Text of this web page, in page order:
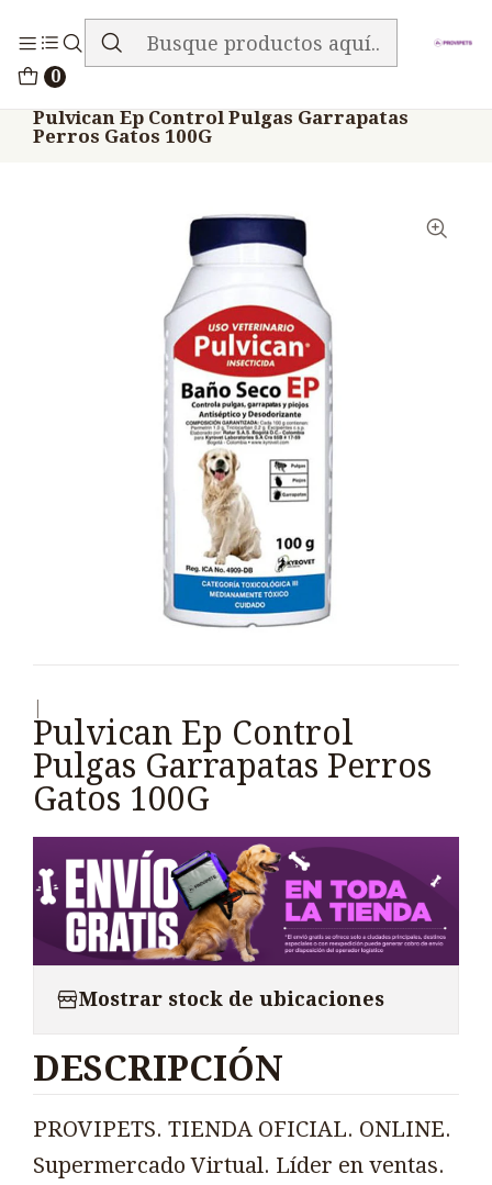
0
ENVIO GRATIS EN TODA LA TIENDA
Pulvican Ep Control Pulgas Garrapatas
Perros Gatos 100G
Pulvican Ep Control
Pulgas Garrapatas Perros
Gatos 100G
Mostrar stock de ubicaciones
DESCRIPCIÓN
PROVIPETS. TIENDA OFICIAL. ONLINE.
Supermercado Virtual. Líder en ventas.